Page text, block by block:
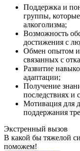
Поддержка и
группы,
алкоголизма;
Возможность
достижения с
Обмен опытом и
связанных с
Развитие
адаптации;
Получение
последствиях и
Мотивация для
поддержания
Экстренный вызов
В какой бы тяжелой
поможем!